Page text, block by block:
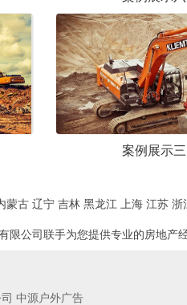
蒙古 辽宁 吉林 黑龙江 上海 江苏 浙
限公司联手为您提供专业的房地产
中源户外广告